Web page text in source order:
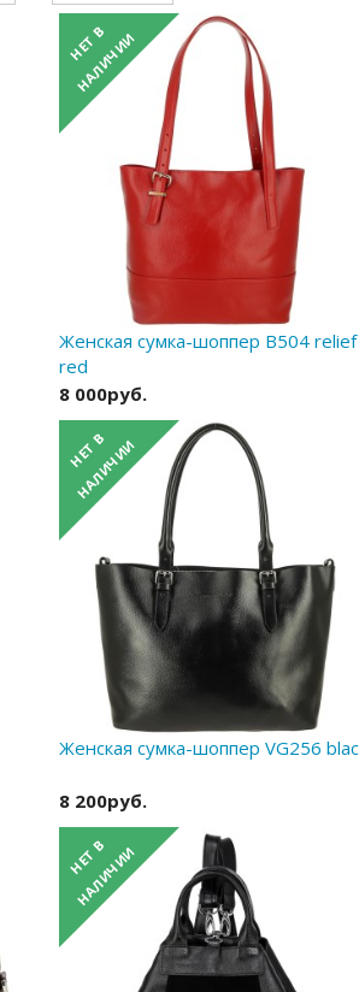
Женская сумка-шоппер B504 relief
red
8 000руб.
Женская сумка-шоппер VG256
8 200руб.